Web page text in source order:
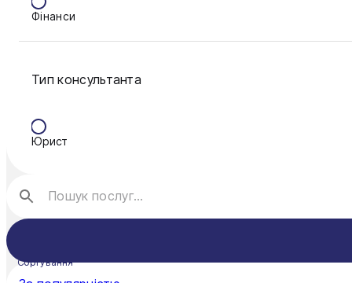
Ковель
Краматорськ
Кривий Ріг
Фінанси
Тип консультанта
Юрист
Сортування